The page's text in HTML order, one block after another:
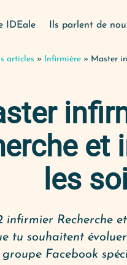
IDEale Ils parlent de
articles » Infirmière » Master
et
les
infirmier Recherche
tu souhaitent
Facebook